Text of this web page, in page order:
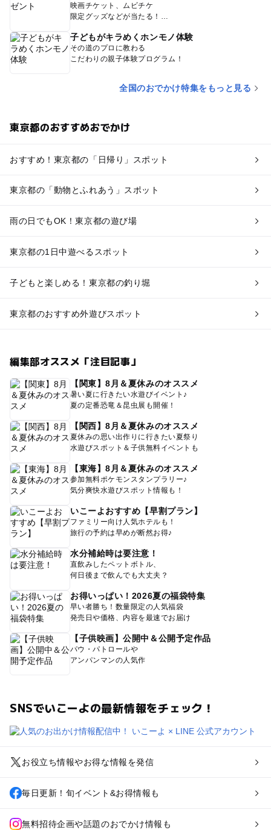
映画チケット、ムビチケ
限定グッズなどが当たる！
子どもがキラめくホンモノ体験
その道のプロに教わる
こだわりの親子体験プログラム！
全国のおでかけ特集をもっと見る
東京都のおすすめおでかけ
おすすめ！東京都の「日帰り」スポット
東京都の「動物とふれあう」スポット
雨の日でもOK！東京都の遊び場
東京都の1日中遊べるスポット
子どもと楽しめる！東京都の釣り堀
東京都のおすすめ外遊びスポット
編集部オススメ「注目記事」
【関東】8月＆夏休みのオススメ
暑い夏に行きたい水遊びイベント♪
夏の定番恐竜＆昆虫展も開催！
【関西】8月＆夏休みのオススメ
夏休みの思い出作りに行きたい夏祭り
水遊びスポット＆子供無料イベントも
【東海】8月＆夏休みのオススメ
参加無料ポケモンスタンプラリー♪
気分爽快水遊びスポット情報も！
いこーよおすすめ【早割プラン】
ファミリー向け人気ホテルも！
旅行の予約は早めが断然お得♪
水分補給時は要注意！
直飲みしたペットボトル、
何日後まで飲んでも大丈夫？
お得いっぱい！2026夏の福袋特集
早い者勝ち！数量限定の人気福袋
発売日や価格、内容を最速でお届け
【子供映画】公開中＆公開予定作品
パウ・パトロールや
アンパンマンの人気作
SNSでいこーよの最新情報をチェック！
お役立ち情報やお得な情報を発信
毎日更新！旬イベント&お得情報も
無料招待企画や話題のおでかけ情報も